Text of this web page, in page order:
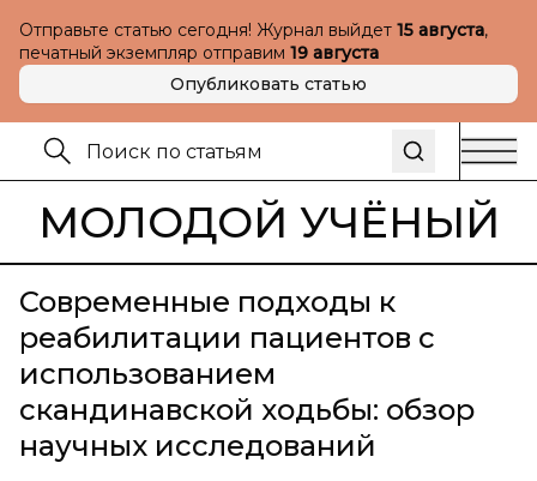
Отправьте статью сегодня! Журнал выйдет 15 августа,
печатный экземпляр отправим 19 августа
Опубликовать статью
МОЛОДОЙ УЧЁНЫЙ
Современные подходы к
реабилитации пациентов с
использованием
скандинавской ходьбы: обзор
научных исследований